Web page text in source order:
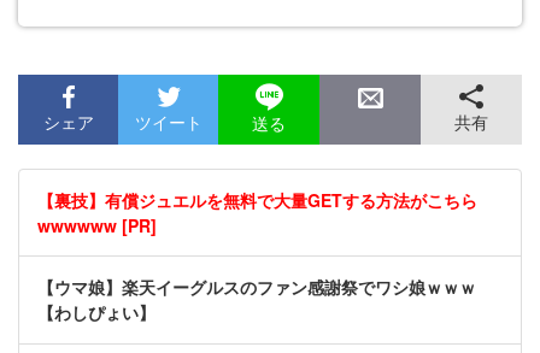
シェア ツイート 送る 共有
【裏技】有償ジュエルを無料で大量GETする方法がこちら
wwwwww [PR]
【ウマ娘】楽天イーグルスのファン感謝祭でワシ娘ｗｗｗ
【わしぴょい】